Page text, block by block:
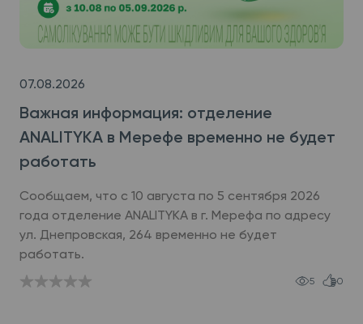
07.08.2026
Важная информация: отделение
ANALITYKA в Мерефе временно не будет
работать
Сообщаем, что с 10 августа по 5 сентября 2026
года отделение ANALITYKA в г. Мерефа по адресу
ул. Днепровская, 264 временно не будет
работать.
5 0